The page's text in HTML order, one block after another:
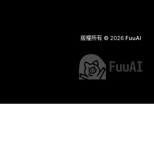
版權所有 © 2026 FuuAI
FuuAI